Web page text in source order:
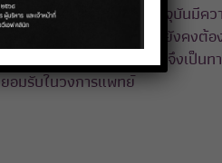
การวางแผนครอบครัวในปัจจุบันมีค
ต้องการชะลอการมีบุตร แต่ยังคงต้
สำหรับอนาคต “การเก็บไข่” จึงเป็น
ยอมรับในวงการแพทย์